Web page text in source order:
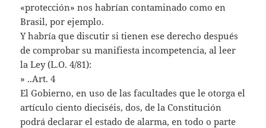
«protección» nos habrían contaminado como en
Brasil, por ejemplo.
Y habría que discutir si tienen ese derecho después
de comprobar su manifiesta incompetencia, al leer
la Ley (L.O. 4/81):
» ..Art. 4
El Gobierno, en uso de las facultades que le otorga el
artículo ciento dieciséis, dos, de la Constitución
podrá declarar el estado de alarma, en todo o parte